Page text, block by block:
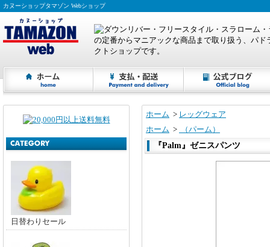
カヌーショップタマゾン Webショップ
日替わりセール
ホーム > レッグウェア
ホーム >
（パーム）
『Palm』ゼニスパンツ